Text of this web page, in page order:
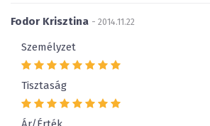
Fodor Krisztina - 2014.11.22
Személyzet
Tisztaság